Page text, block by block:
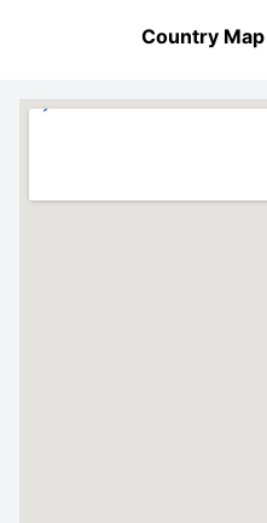
Country